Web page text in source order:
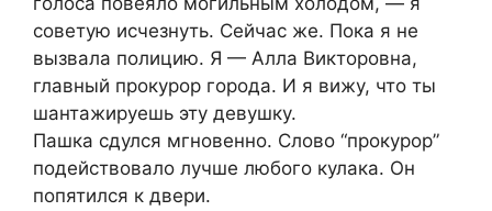
советую исчезнуть. Сейчас же. Пока я не
вызвала полицию. Я — Алла Викторовна,
главный прокурор города. И я вижу, что ты
шантажируешь эту девушку.
Пашка сдулся мгновенно. Слово “прокурор”
подействовало лучше любого кулака. Он
попятился к двери.